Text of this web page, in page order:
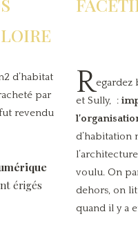
d’habitat
par
revendu
érigés
Regardez
et Sully, :
d’habitation
voulu. On
dehors, on
quand il y a